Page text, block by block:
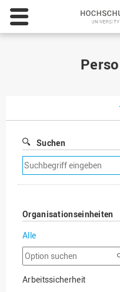
Suchen
Suchfilter
entfernen
Organisationseinheiten
Alle
Option
suchen
Arbeitssicherheit